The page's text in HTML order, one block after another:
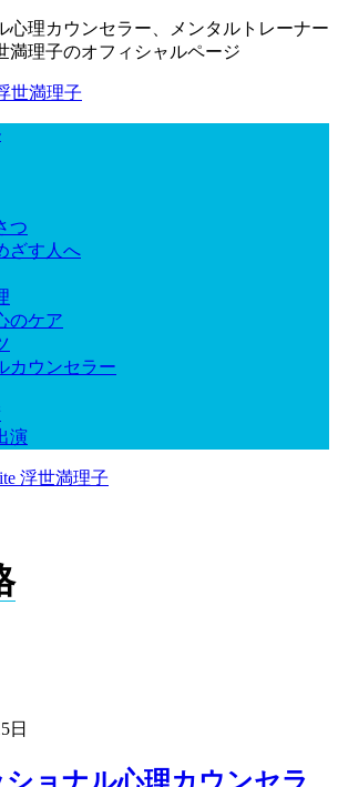
心理カウンセラー、メンタルトレーナー
満理子のオフィシャルページ
つ
ざす人へ
のケア
カウンセラー
演
浮世満理子
日
ョナル心理カウンセラ